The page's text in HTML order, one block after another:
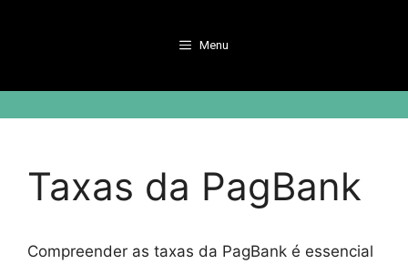
Menu
Taxas da PagBank
Compreender as taxas da PagBank é essencial